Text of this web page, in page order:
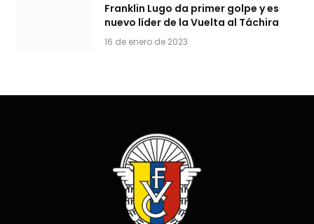
Franklin Lugo da primer golpe y es
nuevo líder de la Vuelta al Táchira
16 de enero de 2023